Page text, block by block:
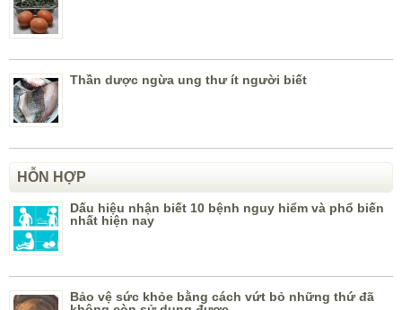
Thần dược ngừa ung thư ít người biết
HỖN HỢP
Dấu hiệu nhận biết 10 bệnh nguy hiểm và phổ biến
nhất hiện nay
Bảo vệ sức khỏe bằng cách vứt bỏ những thứ đã